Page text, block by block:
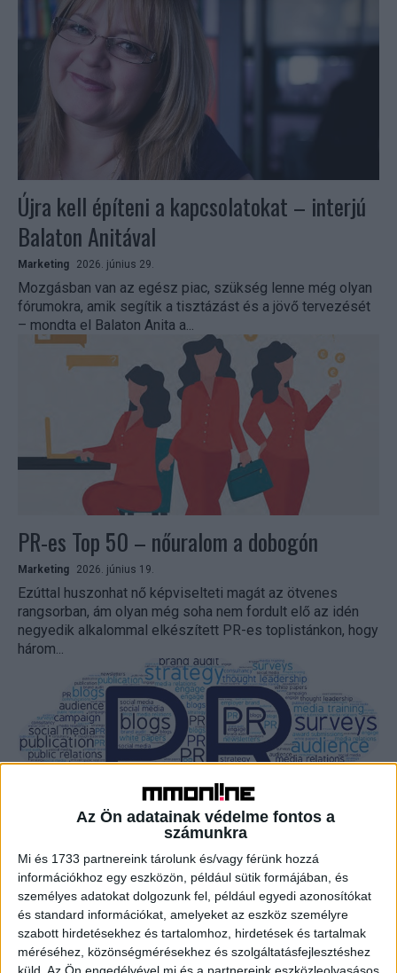
Az Ön adatainak védelme fontos a
számunkra
Mi és 1733 partnereink tárolunk és/vagy férünk hozzá
információkhoz egy eszközön, például sütik formájában, és
személyes adatokat dolgozunk fel, például egyedi azonosítókat
és standard információkat, amelyeket az eszköz személyre
szabott hirdetésekhez és tartalomhoz, hirdetések és tartalmak
méréséhez, közönségmérésekhez és szolgáltatásfejlesztéshez
Újra kell építeni a kapcsolatokat – interjú
Balaton Anitával
Marketing 2026. június 29.
Mozgásban van az egész piac, szükség lenne még olyan
fórumokra, amik segítik a tisztázást és a jövő tervezését
– mondta el Balaton Anita a...
PR-es Top 50 – nőuralom a dobogón
Marketing 2026. június 19.
Ezúttal huszonhat nő képviselteti magát az ötvenes
rangsorban, ám olyan még soha nem fordult elő az idén
negyedik alkalommal elkészített PR-es toplistánkon, hogy
három...
Régi motorosok a PR élvonalában
Marketing 2026. június 16.
Az eddigi összes PR-es rangsorunkban szereplő Beke
Zsuzsa végzett a Top 50 élén. A korábbi évekhez
hasonlóan kevés cserélődés történt a listán, az előző...